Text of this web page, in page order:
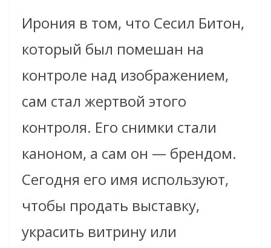
Ирония в том, что Сесил Битон,
который был помешан на
контроле над изображением,
сам стал жертвой этого
контроля. Его снимки стали
каноном, а сам он — брендом.
Сегодня его имя используют,
чтобы продать выставку,
украсить витрину или